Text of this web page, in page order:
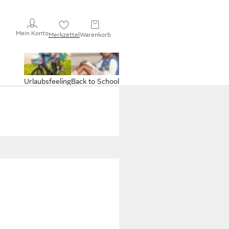
Mein KontoMerkzettelWarenkorb
Back to School
Urlaubsfeeling